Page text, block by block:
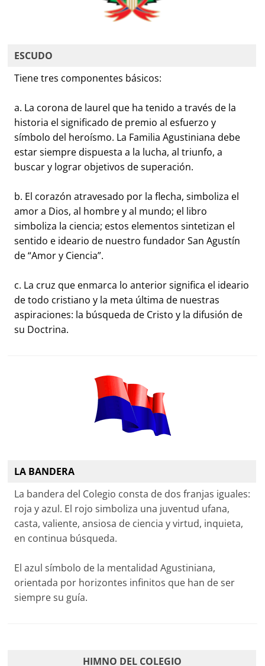
ESCUDO
Tiene tres componentes básicos:
a. La corona de laurel que ha tenido a través de la
historia el significado de premio al esfuerzo y
símbolo del heroísmo. La Familia Agustiniana debe
estar siempre dispuesta a la lucha, al triunfo, a
buscar y lograr objetivos de superación.
b. El corazón atravesado por la flecha, simboliza el
amor a Dios, al hombre y al mundo; el libro
simboliza la ciencia; estos elementos sintetizan el
sentido e ideario de nuestro fundador San Agustín
de “Amor y Ciencia”.
c. La cruz que enmarca lo anterior significa el ideario
de todo cristiano y la meta última de nuestras
aspiraciones: la búsqueda de Cristo y la difusión de
su Doctrina.
LA BANDERA
La bandera del Colegio consta de dos franjas iguales:
roja y azul. El rojo simboliza una juventud ufana,
casta, valiente, ansiosa de ciencia y virtud, inquieta,
en continua búsqueda.
El azul símbolo de la mentalidad Agustiniana,
orientada por horizontes infinitos que han de ser
siempre su guía.
HIMNO DEL COLEGIO